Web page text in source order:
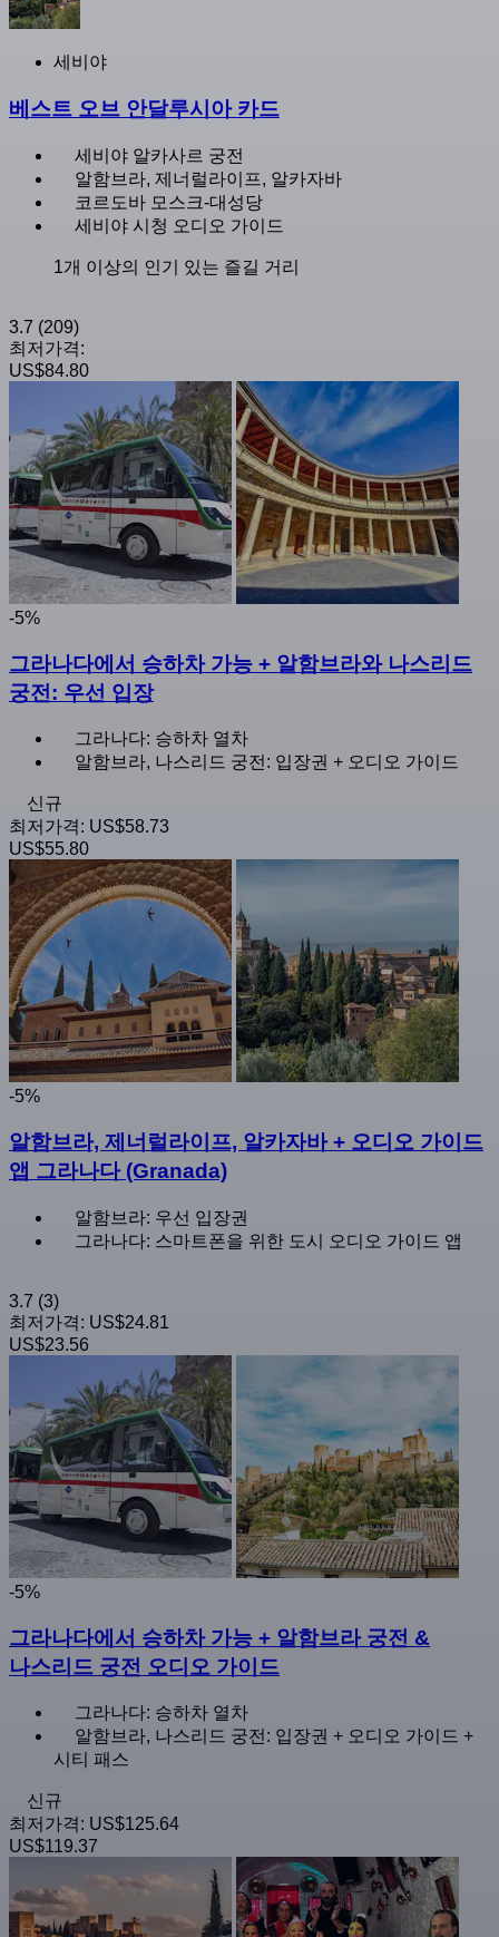
세비야
베스트 오브 안달루시아 카드
세비야 알카사르 궁전
알함브라, 제너럴라이프, 알카자바
코르도바 모스크-대성당
세비야 시청 오디오 가이드
1개 이상의 인기 있는 즐길 거리
3.7 (209)
최저가격:
US$84.80
-5%
그라나다에서 승하차 가능 + 알함브라와 나스리드
궁전: 우선 입장
그라나다: 승하차 열차
알함브라, 나스리드 궁전: 입장권 + 오디오 가이드
신규
최저가격: US$58.73
US$55.80
-5%
알함브라, 제너럴라이프, 알카자바 + 오디오 가이드
앱 그라나다 (Granada)
알함브라: 우선 입장권
그라나다: 스마트폰을 위한 도시 오디오 가이드 앱
3.7 (3)
최저가격: US$24.81
US$23.56
-5%
그라나다에서 승하차 가능 + 알함브라 궁전 &
나스리드 궁전 오디오 가이드
그라나다: 승하차 열차
알함브라, 나스리드 궁전: 입장권 + 오디오 가이드 +
시티 패스
신규
최저가격: US$125.64
US$119.37